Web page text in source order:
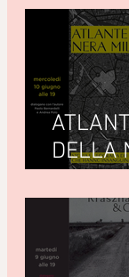
DELLA
Paternò